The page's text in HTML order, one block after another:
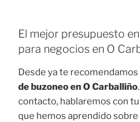
El mejor presupuesto
para negocios en O
Desde ya te recomendamos
de buzoneo en O Carballiño
contacto, hablaremos con
que hemos aprendido sobre